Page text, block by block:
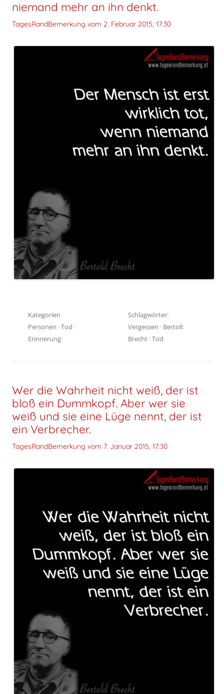
niemand mehr an ihn denkt.
TagesRandBemerkung vom 2. Februar 2015, 17:30
Kategorien
Personen ·Tod ·
Erinnerung
Schlagwörter:
Vergessen · Bertolt
Brecht ·Tod
Wer die Wahrheit nicht weiß, der ist
bloß ein Dummkopf. Aber wer sie
weiß und sie eine Lüge nennt, der ist
ein Verbrecher.
TagesRandBemerkung vom 7. Januar 2015, 17:30